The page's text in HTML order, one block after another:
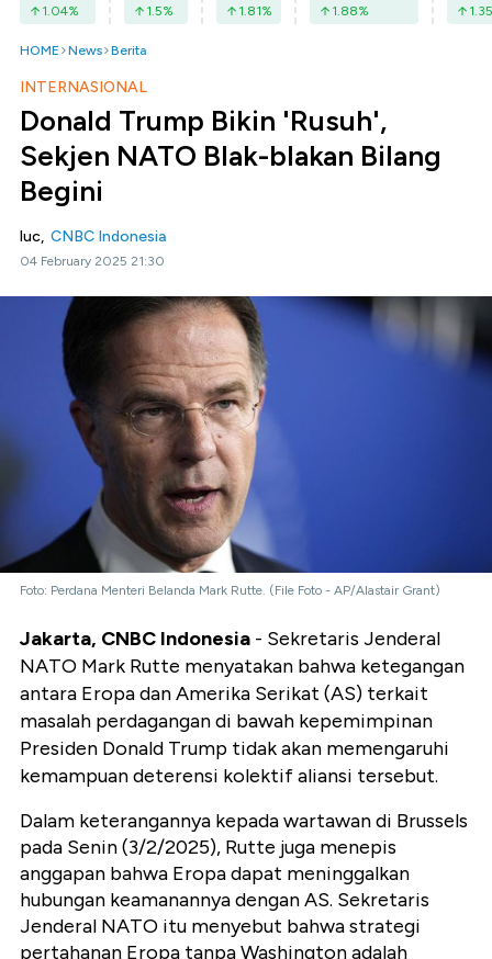
1.04% 1.5% 1.81% 1.88% 1.35
HOME News Berita
INTERNASIONAL
Donald Trump Bikin 'Rusuh',
Sekjen NATO Blak-blakan Bilang
Begini
luc, CNBC Indonesia
04 February 2025 21:30
Foto: Perdana Menteri Belanda Mark Rutte. (File Foto - AP/Alastair Grant)
Jakarta, CNBC Indonesia - Sekretaris Jenderal
NATO Mark Rutte menyatakan bahwa ketegangan
antara Eropa dan Amerika Serikat (AS) terkait
masalah perdagangan di bawah kepemimpinan
Presiden Donald Trump tidak akan memengaruhi
kemampuan deterensi kolektif aliansi tersebut.
Dalam keterangannya kepada wartawan di Brussels
pada Senin (3/2/2025), Rutte juga menepis
anggapan bahwa Eropa dapat meninggalkan
hubungan keamanannya dengan AS. Sekretaris
Jenderal NATO itu menyebut bahwa strategi
pertahanan Eropa tanpa Washington adalah